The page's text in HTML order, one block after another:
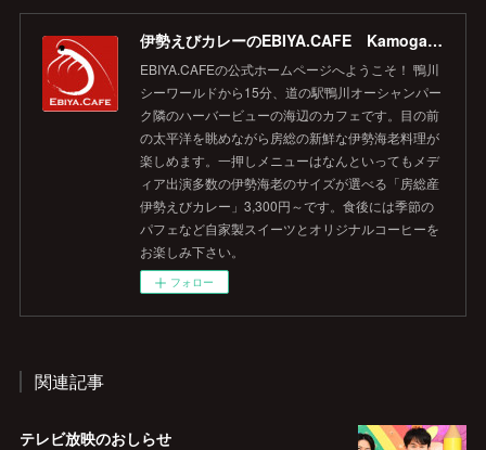
伊勢えびカレーのEBIYA.CAFE Kamogawa 【公式】
EBIYA.CAFEの公式ホームページへようこそ！ 鴨川
シーワールドから15分、道の駅鴨川オーシャンパー
ク隣のハーバービューの海辺のカフェです。目の前
の太平洋を眺めながら房総の新鮮な伊勢海老料理が
楽しめます。一押しメニューはなんといってもメデ
ィア出演多数の伊勢海老のサイズが選べる「房総産
伊勢えびカレー」3,300円～です。食後には季節の
パフェなど自家製スイーツとオリジナルコーヒーを
お楽しみ下さい。
フォロー
関連記事
テレビ放映のおしらせ